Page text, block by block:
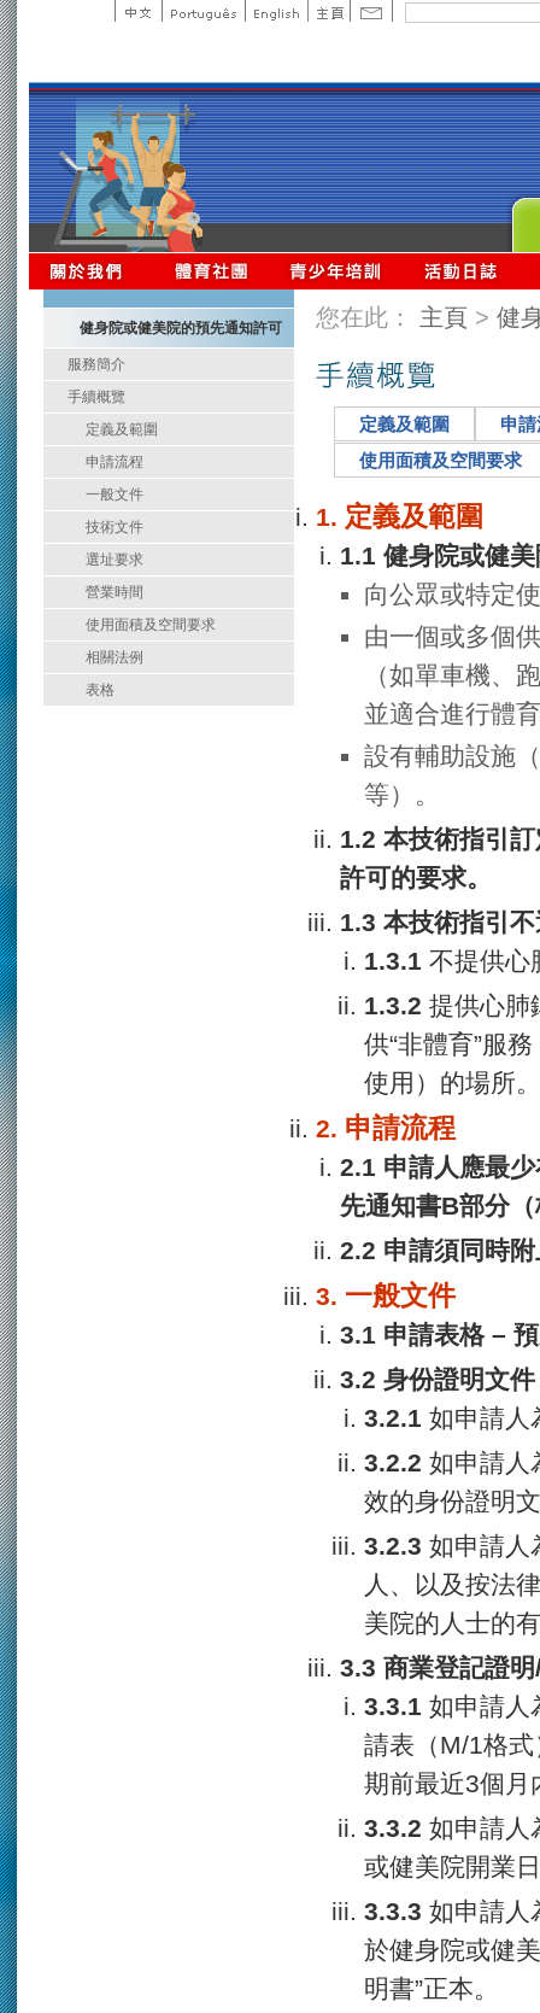
健身院或健美院的預先通知許可
服務簡介
手續概覽
定義及範圍
申請流程
一般文件
技術文件
選址要求
營業時間
使用面積及空間要求
相關法例
表格
您在此： 主頁 > 健
定義及範圍
申
使用面積及空間要求
定義及範圍
健身院或健
向公眾或特定
由一個或多個
（如單車機、
並適合進行體
設有輔助設施
等）。
本技術指引
許可的要求。
本技術指引
不提供心
提供心肺
供“非體育”服
使用）的場所。
申請流程
申請人應最
先通知書B部分
申請須同時
一般文件
申請表格 –
身份證明文
如申請人
如申請人
效的身份證明
如申請人
人、以及按法
美院的人士的
商業登記證
如申請人
請表（M/1格
期前最近3個月
如申請人
或健美院開業
如申請人
於健身院或健
明書”正本。